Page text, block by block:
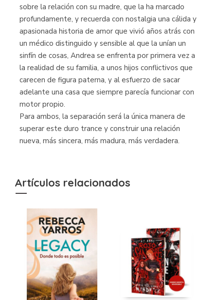
sobre la relación con su madre, que la ha marcado
profundamente, y recuerda con nostalgia una cálida y
apasionada historia de amor que vivió años atrás con
un médico distinguido y sensible al que la unían un
sinfín de cosas, Andrea se enfrenta por primera vez a
la realidad de su familia, a unos hijos conflictivos que
carecen de figura paterna, y al esfuerzo de sacar
adelante una casa que siempre parecía funcionar con
motor propio.
Para ambos, la separación será la única manera de
superar este duro trance y construir una relación
nueva, más sincera, más madura, más verdadera.
Artículos relacionados